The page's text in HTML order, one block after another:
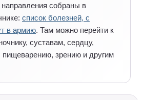
собраны в
список болезней, с
в армию. Там можно перейти к
суставам, сердцу,
пищеварению, зрению и другим